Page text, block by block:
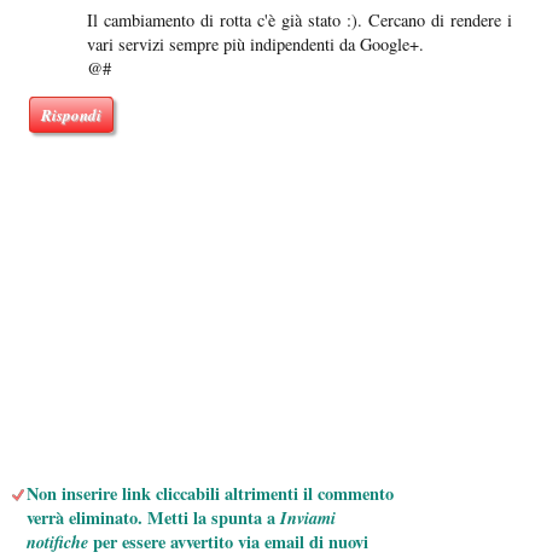
Il cambiamento di rotta c'è già stato :). Cercano di rendere i
vari servizi sempre più indipendenti da Google+.
@#
Rispondi
Non inserire link cliccabili altrimenti il commento
verrà eliminato. Metti la spunta aInviami
notificheper essere avvertito via email di nuovi